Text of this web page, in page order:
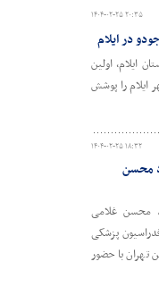
۱۴۰۴-۰۲-۲۵ ۲۰:۳۵
در ایلام
ایلام، اولین
ایلام را پوشش
۱۴۰۴-۰۲-۲۵ ۱۸:۳۲
محسن
محسن غلامی
پزشکی
با حضور